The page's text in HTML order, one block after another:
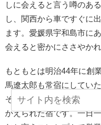
しに会えると言う噂のあ
し、関西から車ですぐに
ます。愛媛県宇和島市に
会えると密かにささやか
もともとは明治44年に創
馬遼太郎も常宿にしてい
その外観を残したまま中
かえられた宿です。一日